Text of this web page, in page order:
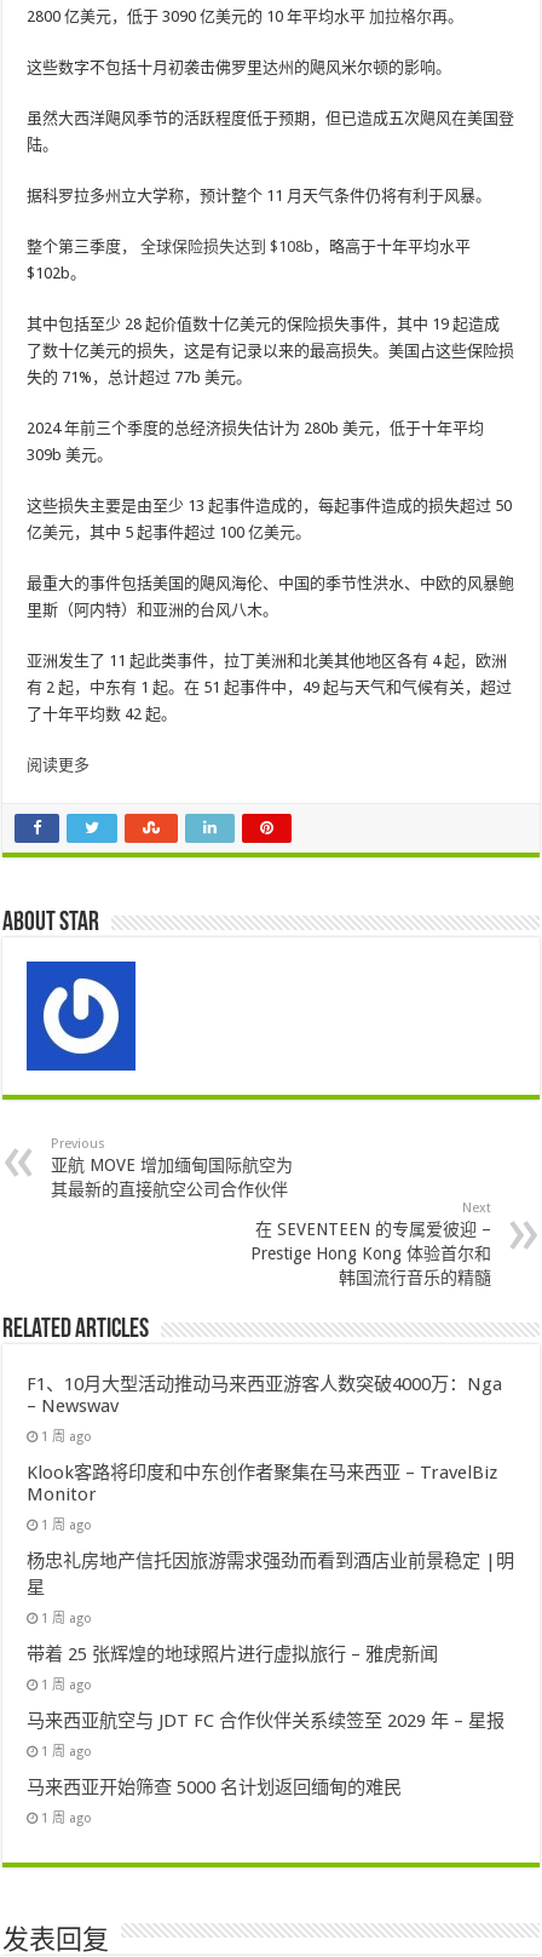
2800 亿美元，低于 3090 亿美元的 10 年平均水平加拉格尔再。
这些数字不包括十月初袭击佛罗里达州的飓风米尔顿的影响。
虽然大西洋飓风季节的活跃程度低于预期，但已造成五次飓风在美国登
陆。
据科罗拉多州立大学称，预计整个 11 月天气条件仍将有利于风暴。
整个第三季度，全球保险损失达到 $108b ，略高于十年平均水平
$102b。
其中包括至少 28 起价值数十亿美元的保险损失事件，其中 19 起造成
了数十亿美元的损失，这是有记录以来的最高损失。美国占这些保险损
失的 71%，总计超过 77b 美元。
2024 年前三个季度的总经济损失估计为 280b 美元，低于十年平均
309b 美元。
这些损失主要是由至少 13 起事件造成的，每起事件造成的损失超过 50
亿美元，其中 5 起事件超过 100 亿美元。
最重大的事件包括美国的飓风海伦、中国的季节性洪水、中欧的风暴鲍
里斯（阿内特）和亚洲的台风八木。
亚洲发生了 11 起此类事件，拉丁美洲和北美其他地区各有 4 起，欧洲
有 2 起，中东有 1 起。在 51 起事件中，49 起与天气和气候有关，超过
了十年平均数 42 起。
阅读更多
About star
Previous
亚航 MOVE 增加缅甸国际航空为
其最新的直接航空公司合作伙伴
Next
在 SEVENTEEN 的专属爱彼迎 –
Prestige Hong Kong 体验首尔和
韩国流行音乐的精髓
Related Articles
F1、10月大型活动推动马来西亚游客人数突破4000万：Nga
– Newswav
1 周 ago
Klook客路将印度和中东创作者聚集在马来西亚 – TravelBiz
Monitor
1 周 ago
杨忠礼房地产信托因旅游需求强劲而看到酒店业前景稳定 |明
星
1 周 ago
带着 25 张辉煌的地球照片进行虚拟旅行 – 雅虎新闻
1 周 ago
马来西亚航空与 JDT FC 合作伙伴关系续签至 2029 年 – 星报
1 周 ago
马来西亚开始筛查 5000 名计划返回缅甸的难民
1 周 ago
发表回复